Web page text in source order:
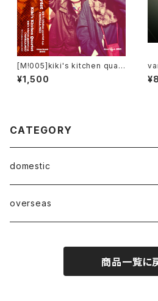
[M​!​005​]​kiki's kitchen quart
et - kiki's kitchen quartet
e​.​p. (VANILLA​.​MIX)
¥1,500
CATEGORY
domestic
Mabase Records[マバセレコーズ]
overseas
商品一覧に